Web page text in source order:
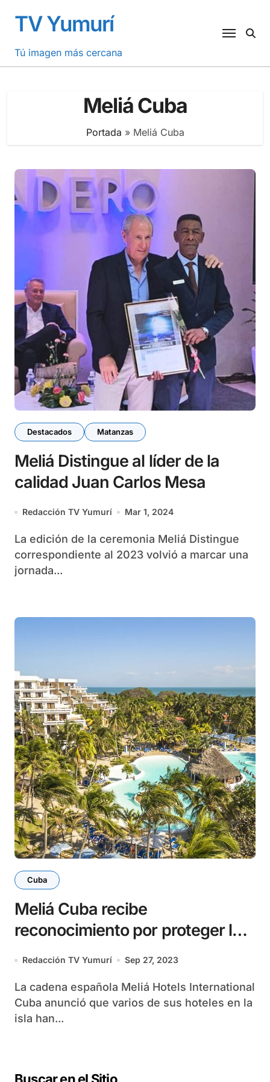
contenido
TV Yumurí
Tú imagen más cercana
Meliá Cuba
Portada » Meliá Cuba
Destacados Matanzas
Meliá Distingue al líder de la
calidad Juan Carlos Mesa
Redacción TV Yumurí Mar 1, 2024
La edición de la ceremonia Meliá Distingue
correspondiente al 2023 volvió a marcar una
jornada...
Cuba
Meliá Cuba recibe
reconocimiento por proteger la
capa de ozono
Redacción TV Yumurí Sep 27, 2023
La cadena española Meliá Hotels International
Cuba anunció que varios de sus hoteles en la
isla han...